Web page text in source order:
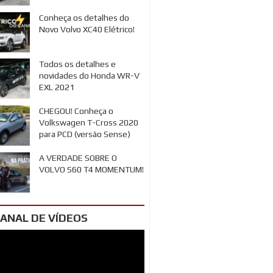
Conheça os detalhes do
Novo Volvo XC40 Elétrico!
Todos os detalhes e
novidades do Honda WR-V
EXL 2021
CHEGOU! Conheça o
Volkswagen T-Cross 2020
para PCD (versão Sense)
A VERDADE SOBRE O
VOLVO S60 T4 MOMENTUM!
DE VÍDEOS